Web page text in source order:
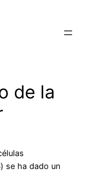
de la
se ha dado un